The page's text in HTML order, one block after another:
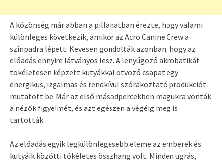
A közönség már abban a pillanatban érezte, hogy valami
különleges következik, amikor az Acro Canine Crew a
színpadra lépett. Kevesen gondolták azonban, hogy az
előadás ennyire látványos lesz. A lenyűgöző akrobatikát
tökéletesen képzett kutyákkal ötvöző csapat egy
energikus, izgalmas és rendkívül szórakoztató produkciót
mutatott be. Már az első másodpercekben magukra vonták
a nézők figyelmét, és azt egészen a végéig meg is
tartották.
Az előadás egyik legkülönlegesebb eleme az emberek és
kutyáik közötti tökéletes összhang volt. Minden ugrás,